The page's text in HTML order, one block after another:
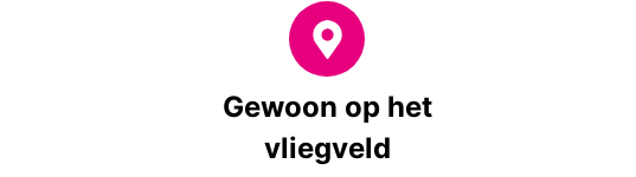
Gewoon op het
vliegveld